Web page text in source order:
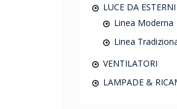
LUCE DA ESTERNI
Linea Moderna
Linea
VENTILATORI
LAMPADE &